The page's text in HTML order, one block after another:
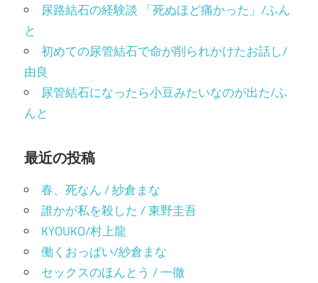
尿路結石の経験談 「死ぬほど痛かった」/ふん
と
初めての尿管結石で命が削られかけたお話し/
由良
尿管結石になったら小豆みたいなのが出た/ふ
んと
最近の投稿
春、死なん / 紗倉まな
誰かが私を殺した / 東野圭吾
KYOUKO/村上龍
働くおっぱい/紗倉まな
セックスのほんとう / 一徹